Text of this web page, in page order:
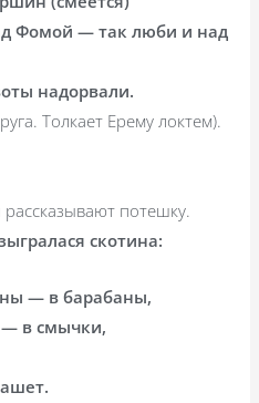
Фомой — так люби и над
надорвали.
Толкает Ерему локтем).
потешку.
скотина:
— в барабаны,
— в смычки,